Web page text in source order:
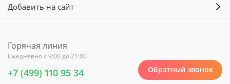
Добавить на сайт
Горячая линия
Ежедневно с 9:00 до 21:00
+7 (499) 110 95 34 Обратный звонок